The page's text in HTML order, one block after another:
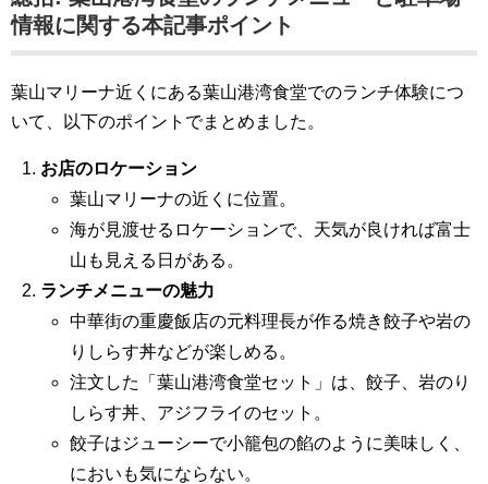
情報に関する本記事ポイント
葉山マリーナ近くにある葉山港湾食堂でのランチ体験につ
いて、以下のポイントでまとめました。
お店のロケーション
葉山マリーナの近くに位置。
海が見渡せるロケーションで、天気が良ければ富士
山も見える日がある。
ランチメニューの魅力
中華街の重慶飯店の元料理長が作る焼き餃子や岩の
りしらす丼などが楽しめる。
注文した「葉山港湾食堂セット」は、餃子、岩のり
しらす丼、アジフライのセット。
餃子はジューシーで小籠包の餡のように美味しく、
においも気にならない。